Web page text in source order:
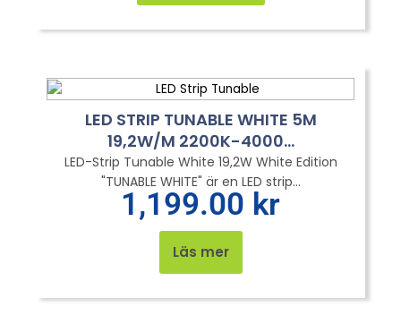
flera
De
olika
alternativen
kan
väljas
på
produktsidan
LED STRIP TUNABLE WHITE 5M
19,2W/M 2200K-4000...
LED-Strip Tunable White 19,2W White Edition
"TUNABLE WHITE" är en LED strip...
1,199.00 kr
Läs mer